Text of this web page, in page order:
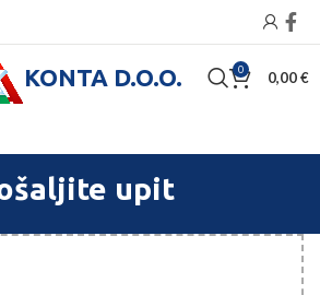
KONTA D.O.O. 0 0,00€
upit